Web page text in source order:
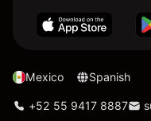
Mexico Spanish
+52 55 9417 8887